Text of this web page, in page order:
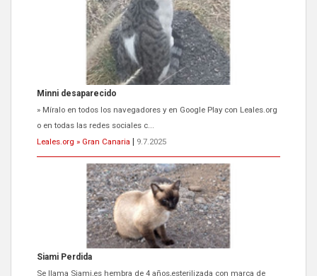
Minni desaparecido
» Míralo en todos los navegadores y en Google Play con Leales.org
o en todas las redes sociales c...
Leales.org » Gran Canaria
9.7.2025
Siami Perdida
Se llama Siami,es hembra de 4 años,esterilizada con marca de